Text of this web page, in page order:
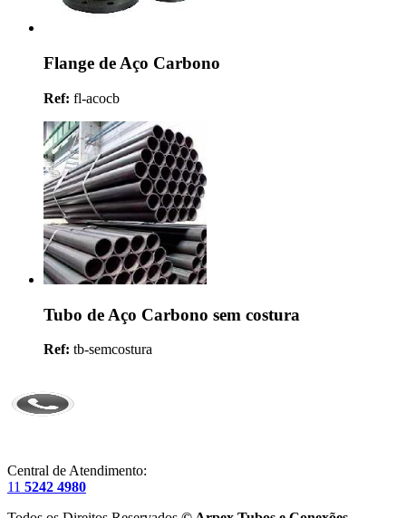
Flange de Aço Carbono
Ref: fl-acocb
Tubo de Aço Carbono sem costura
Ref: tb-semcostura
Central de Atendimento:
11 5242 4980